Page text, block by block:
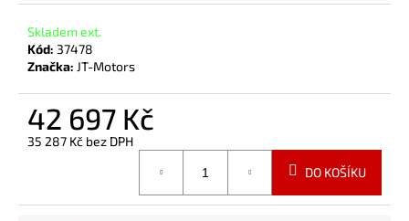
Skladem ext.
Kód: 37478
Značka: JT-Motors
42 697 Kč
35 287 Kč bez DPH
DO KOŠÍKU